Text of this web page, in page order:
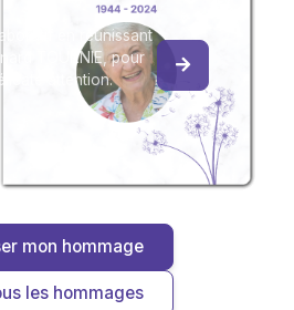
en réunissant
TOURNIE, pour
attention.
mon hommage
les hommages